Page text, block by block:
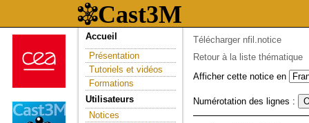
Accueil
Présentation
Tutoriels et vidéos
Formations
Utilisateurs
Notices
Télécharger nfil.notice
Retour à la liste thématique
Afficher cette notice en
Numérotation des lignes :